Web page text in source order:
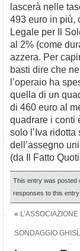
lascerà nelle
493 euro in più,
Legale per Il
al 2% (come
azzera. Per
basti dire che
l’operaio ha
quella di un
di 460 euro al
quadrare i conti
solo l’Iva
dell’assegno
(da Il Fatto
This entry was posted
responses to this
«
SONDAGGIO